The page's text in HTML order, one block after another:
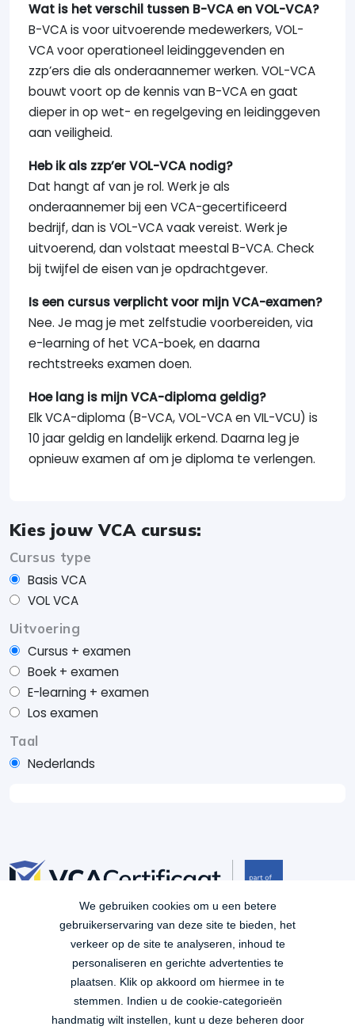
Wat is het verschil tussen B-VCA en VOL-VCA?
B-VCA is voor uitvoerende medewerkers, VOL-
VCA voor operationeel leidinggevenden en
zzp’ers die als onderaannemer werken. VOL-VCA
bouwt voort op de kennis van B-VCA en gaat
dieper in op wet- en regelgeving en leidinggeven
aan veiligheid.
Heb ik als zzp’er VOL-VCA nodig?
Dat hangt af van je rol. Werk je als
onderaannemer bij een VCA-gecertificeerd
bedrijf, dan is VOL-VCA vaak vereist. Werk je
uitvoerend, dan volstaat meestal B-VCA. Check
bij twijfel de eisen van je opdrachtgever.
Is een cursus verplicht voor mijn VCA-examen?
Nee. Je mag je met zelfstudie voorbereiden, via
e-learning of het VCA-boek, en daarna
rechtstreeks examen doen.
Hoe lang is mijn VCA-diploma geldig?
Elk VCA-diploma (B-VCA, VOL-VCA en VIL-VCU) is
10 jaar geldig en landelijk erkend. Daarna leg je
opnieuw examen af om je diploma te verlengen.
Kies jouw VCA cursus:
Cursus type
Basis VCA
VOL VCA
Uitvoering
Cursus + examen
Boek + examen
E-learning + examen
Los examen
Taal
Nederlands
Je bent verzekerd van kwaliteit met VCACertificaat.nl. Al
ruim 15 jaar lang VCA leren op een manier die het beste
bij jou past!
Contact
Wilmersdorf 50
We gebruiken cookies om u een betere
gebruikerservaring van deze site te bieden, het
verkeer op de site te analyseren, inhoud te
personaliseren en gerichte advertenties te
plaatsen. Klik op akkoord om hiermee in te
stemmen. Indien u de cookie-categorieën
handmatig wilt instellen, kunt u deze beheren door